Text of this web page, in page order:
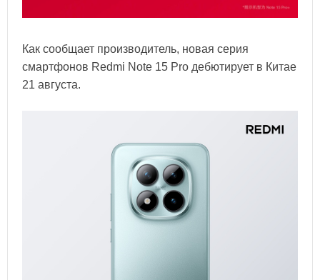
Как сообщает производитель, новая серия
смартфонов Redmi Note 15 Pro дебютирует в Китае
21 августа.